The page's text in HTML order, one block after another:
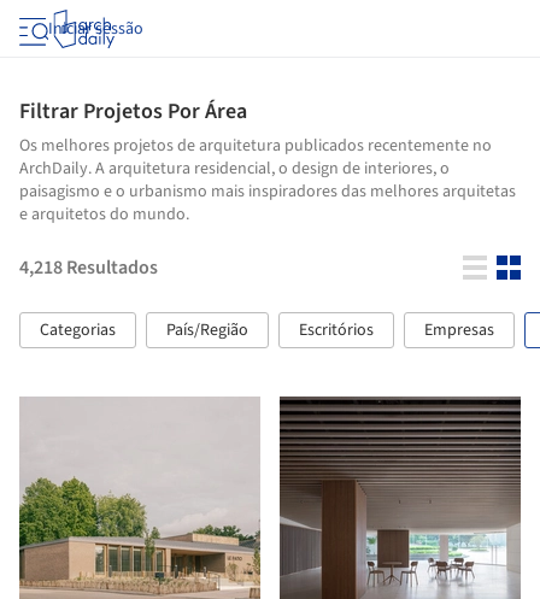
Iniciar sessão
Filtrar Projetos Por Área
Os melhores projetos de arquitetura publicados recentemente no
ArchDaily. A arquitetura residencial, o design de interiores, o
paisagismo e o urbanismo mais inspiradores das melhores arquitetas
e arquitetos do mundo.
4,218Resultados
Categorias País/Região Escritórios Empresas